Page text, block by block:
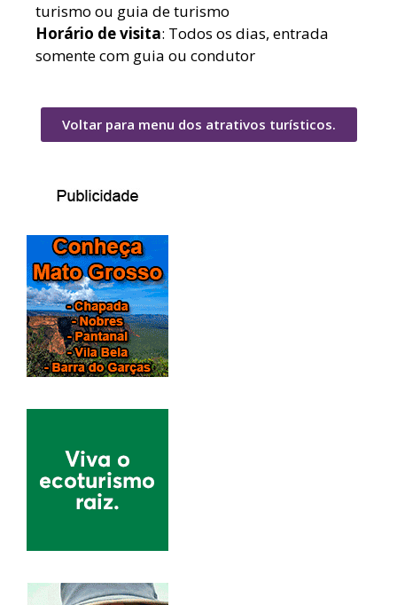
turismo ou guia de turismo
Horário de visita: Todos os dias, entrada
somente com guia ou condutor
Voltar para menu dos atrativos turísticos.